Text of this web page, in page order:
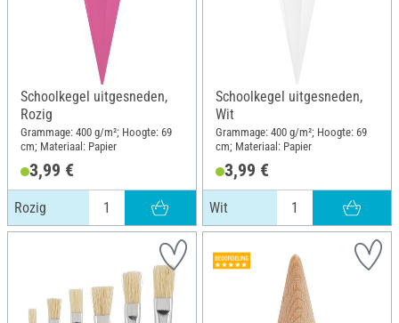
Schoolkegel uitgesneden,
Rozig
Grammage: 400 g/m²; Hoogte: 69
cm; Materiaal: Papier
3,99 €
Rozig
Schoolkegel uitgesneden,
Wit
Grammage: 400 g/m²; Hoogte: 69
cm; Materiaal: Papier
3,99 €
Wit